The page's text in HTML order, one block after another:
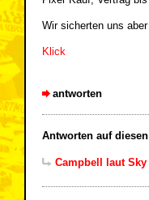
Wir sicherten uns
Klick
antworten
Antworten auf
Campbell laut